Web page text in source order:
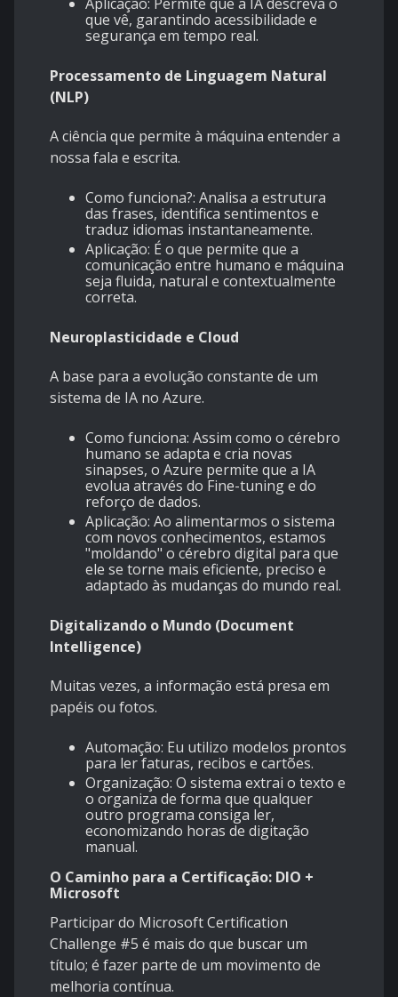
que vê, garantindo acessibilidade e
segurança em tempo real.
Processamento de Linguagem Natural
(NLP)
A ciência que permite à máquina entender a
nossa fala e escrita.
Como funciona?: Analisa a estrutura
das frases, identifica sentimentos e
traduz idiomas instantaneamente.
Aplicação: É o que permite que a
comunicação entre humano e máquina
seja fluida, natural e contextualmente
correta.
Neuroplasticidade e Cloud
A base para a evolução constante de um
sistema de IA no Azure.
Como funciona: Assim como o cérebro
humano se adapta e cria novas
sinapses, o Azure permite que a IA
evolua através do Fine-tuning e do
reforço de dados.
Aplicação: Ao alimentarmos o sistema
com novos conhecimentos, estamos
"moldando" o cérebro digital para que
ele se torne mais eficiente, preciso e
adaptado às mudanças do mundo real.
Digitalizando o Mundo (Document
Intelligence)
Muitas vezes, a informação está presa em
papéis ou fotos.
Automação: Eu utilizo modelos prontos
para ler faturas, recibos e cartões.
Organização: O sistema extrai o texto e
o organiza de forma que qualquer
outro programa consiga ler,
economizando horas de digitação
manual.
O Caminho para a Certificação: DIO +
Microsoft
Participar do Microsoft Certification
Challenge #5 é mais do que buscar um
título; é fazer parte de um movimento de
melhoria contínua.